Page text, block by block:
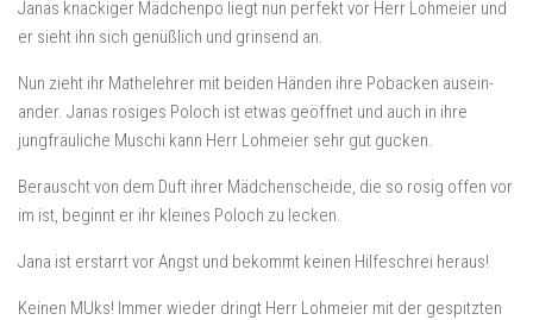
Janas knackiger Mädchenpo liegt nun perfekt vor Herr Lohmeier und
er sieht ihn sich genüßlich und grinsend an.
Nun zieht ihr Mathelehrer mit beiden Händen ihre Pobacken ausein-
ander. Janas rosiges Poloch ist etwas geöffnet und auch in ihre
jungfräuliche Muschi kann Herr Lohmeier sehr gut gucken.
Berauscht von dem Duft ihrer Mädchenscheide, die so rosig offen vor
im ist, beginnt er ihr kleines Poloch zu lecken.
Jana ist erstarrt vor Angst und bekommt keinen Hilfeschrei heraus!
Keinen MUks! Immer wieder dringt Herr Lohmeier mit der gespitzten